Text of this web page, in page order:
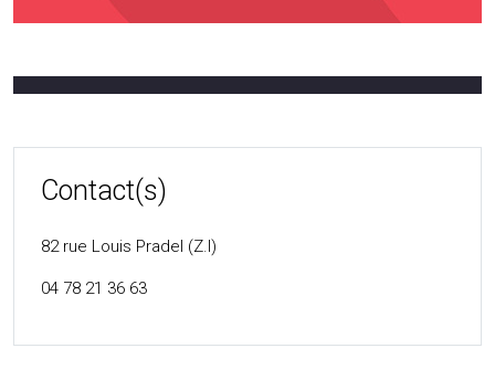
Contact(s)
82 rue Louis Pradel (Z.I)
04 78 21 36 63